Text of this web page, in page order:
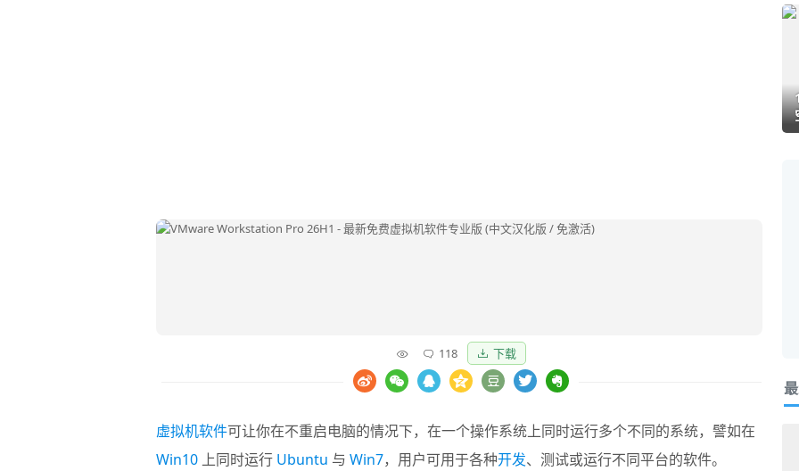
118 下载
虚拟机软件可让你在不重启电脑的情况下，在一个操作系统上同时运行多个不同的系统，譬如在
Win10上同时运行 Ubuntu 与 Win7，用户可用于各种开发、测试或运行不同平台的软件。